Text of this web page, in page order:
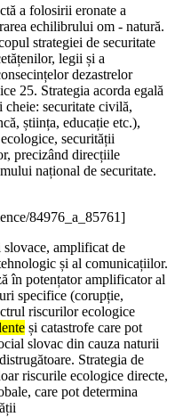
a folosirii eronate a
echilibrului om - natură.
strategiei de securitate
legii și a
dezastrelor
25. Strategia acorda egală
securitate civilă,
știința, educație etc.),
securității
precizând direcțiile
național de securitate.
84976_a_85761]
slovace, amplificat de
și al comunicațiilor.
în potențator amplificator al
specifice (corupție,
riscurilor ecologice
și catastrofe care pot
slovac din cauza naturii
Strategia de
riscurile ecologice directe,
care pot determina